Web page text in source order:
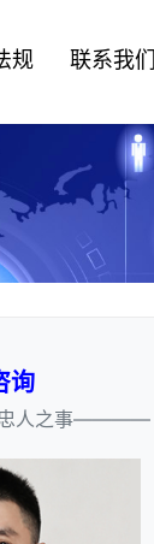
规 联系我们
询
人之事————